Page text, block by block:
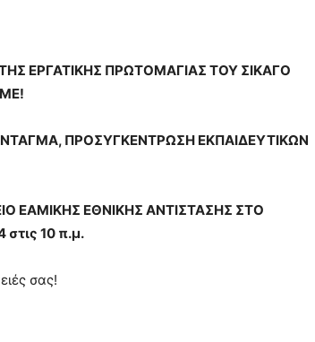
ΕΡΓΑΤΙΚΗΣ ΠΡΩΤΟΜΑΓΙΑΣ ΤΟΥ ΣΙΚΑΓΟ
ΠΡΟΣΥΓΚΕΝΤΡΩΣΗ ΕΚΠΑΙΔΕΥΤΙΚΩΝ
ΕΑΜΙΚΗΣ ΕΘΝΙΚΗΣ ΑΝΤΙΣΤΑΣΗΣ ΣΤΟ
10 π.μ.
σας!